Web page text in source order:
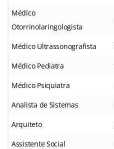
Médico
Otorrinolaringologista
Médico Ultrassonografista
Médico Pediatra
Médico Psiquiatra
Analista de Sistemas
Arquiteto
Assistente Social